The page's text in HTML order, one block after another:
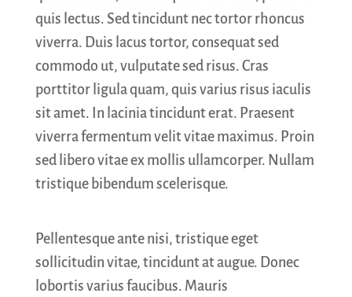
quis lectus. Sed tincidunt nec tortor rhoncus
viverra. Duis lacus tortor, consequat sed
commodo ut, vulputate sed risus. Cras
porttitor ligula quam, quis varius risus iaculis
sit amet. In lacinia tincidunt erat. Praesent
viverra fermentum velit vitae maximus. Proin
sed libero vitae ex mollis ullamcorper. Nullam
tristique bibendum scelerisque.
Pellentesque ante nisi, tristique eget
sollicitudin vitae, tincidunt at augue. Donec
lobortis varius faucibus. Mauris